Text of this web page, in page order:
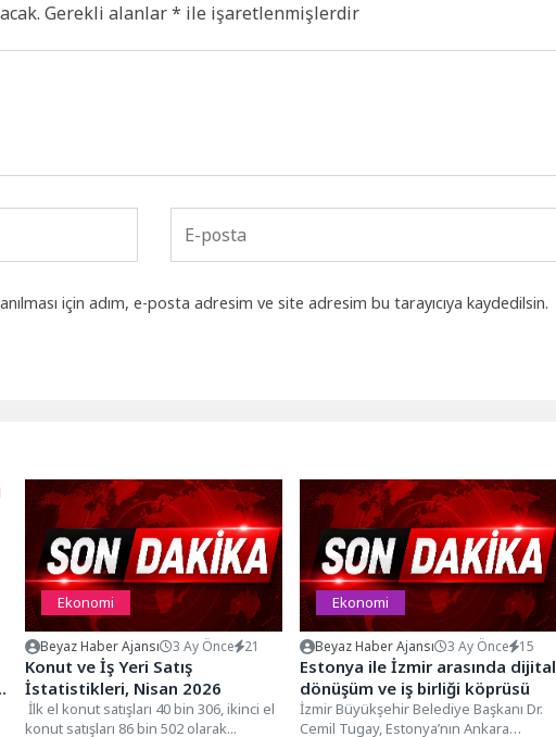
Gerekli alanlar* ile işaretlenmişlerdir
için adım, e-posta adresim ve site adresim bu tarayıcıya kaydedilsin.
Ekonomi
Beyaz Haber Ajansı 3 Ay Önce 21
Konut ve İş Yeri Satış
İstatistikleri, Nisan 2026
İlk el konut satışları 40 bin 306, ikinci el
konut satışları 86 bin 502 olarak...
Ekonomi
Beyaz Haber Ajansı 3 Ay Önce 15
Estonya ile İzmir arasında dijital
dönüşüm ve iş birliği köprüsü
İzmir Büyükşehir Belediye Başkanı Dr.
Cemil Tugay, Estonya’nın Ankara